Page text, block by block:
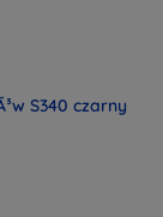
S340 czarny